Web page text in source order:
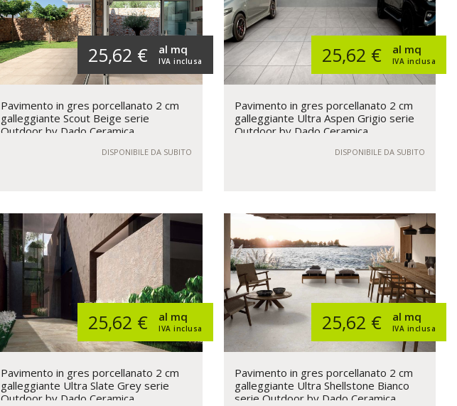
25,62 € IVA inclusa
al mq
Pavimento in gres porcellanato 2 cm
galleggiante Scout Beige serie
Outdoor by Dado Ceramica
DISPONIBILE DA SUBITO
25,62 € IVA inclusa
al mq
Pavimento in gres porcellanato 2 cm
galleggiante Ultra Aspen Grigio serie
Outdoor by Dado Ceramica
DISPONIBILE DA SUBITO
25,62 € IVA inclusa
al mq
Pavimento in gres porcellanato 2 cm
galleggiante Ultra Slate Grey serie
Outdoor by Dado Ceramica
25,62 € IVA inclusa
al mq
Pavimento in gres porcellanato 2 cm
galleggiante Ultra Shellstone Bianco
serie Outdoor by Dado Ceramica